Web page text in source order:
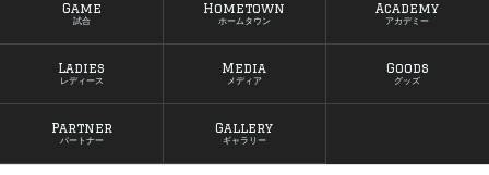
Game
試合
Hometown
ホームタウン
Academy
アカデミー
Ladies
レディース
Media
メディア
Goods
グッズ
Partner
パートナー
Gallery
ギャラリー